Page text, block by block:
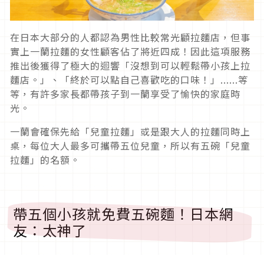
在日本大部分的人都認為男性比較常光顧拉麵店，但事
實上一蘭拉麵的女性顧客佔了將近四成！因此這項服務
推出後獲得了極大的迴響「沒想到可以輕鬆帶小孩上拉
麵店。」、「終於可以點自己喜歡吃的口味！」......等
等，有許多家長都帶孩子到一蘭享受了愉快的家庭時
光。
一蘭會確保先給「兒童拉麵」或是跟大人的拉麵同時上
桌，每位大人最多可攜帶五位兒童，所以有五碗「兒童
拉麵」的名額。
帶五個小孩就免費五碗麵！日本網
友：太神了